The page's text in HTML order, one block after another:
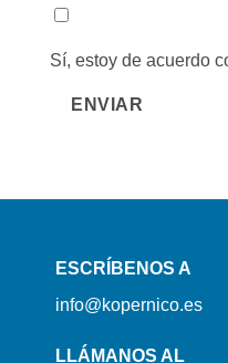
Sí, estoy de acuerdo
ENVIAR
ESCRÍBENOS A
info@kopernico.es
LLÁMANOS AL